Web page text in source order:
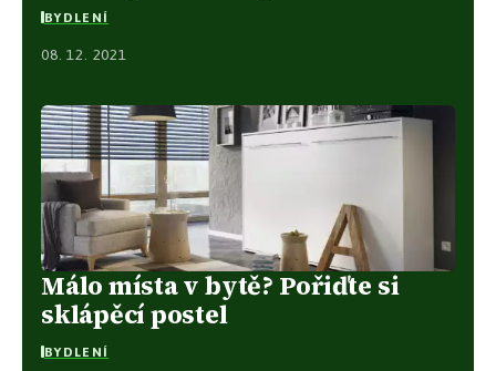
BYDLENÍ
08. 12. 2021
Málo místa v bytě? Pořiďte si
sklápěcí postel
BYDLENÍ